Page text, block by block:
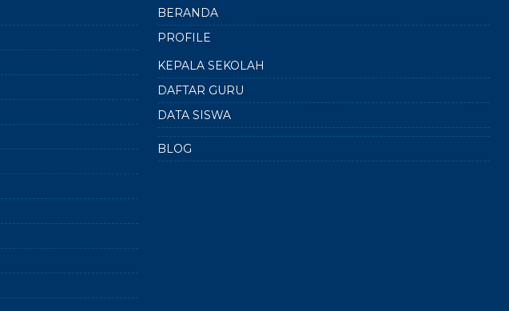
BERANDA
PROFILE
KEPALA SEKOLAH
DAFTAR GURU
DATA SISWA
BLOG